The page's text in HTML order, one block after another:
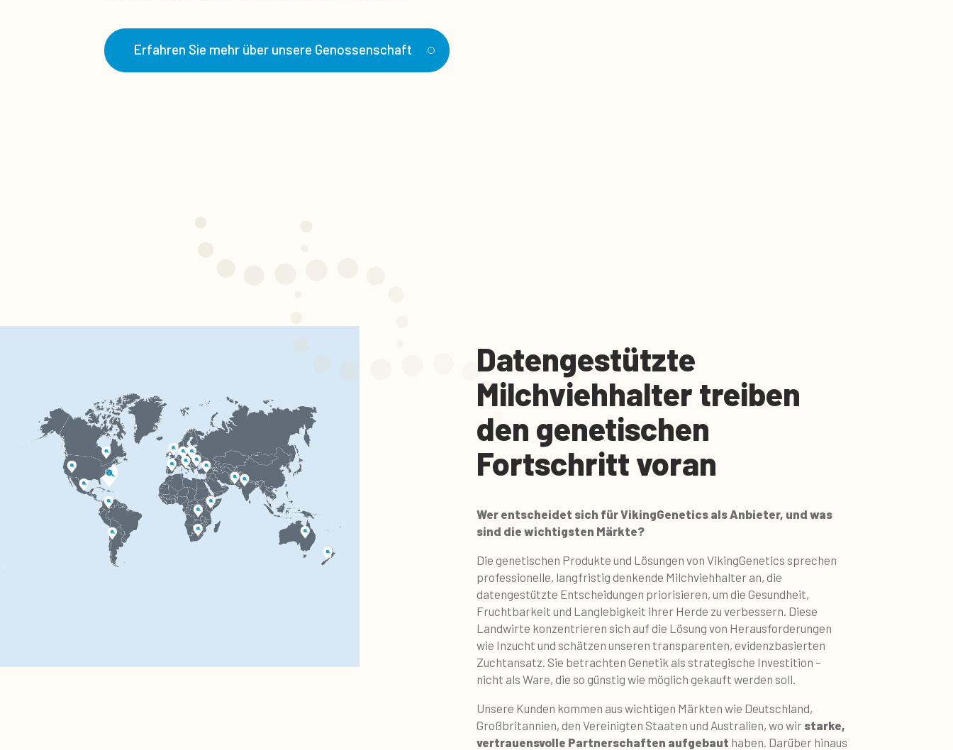
Erfahren Sie mehr über unsere Genossenschaft
Datengestützte
Milchviehhalter treiben
den genetischen
Fortschritt voran
Wer entscheidet sich für VikingGenetics als Anbieter, und was
sind die wichtigsten Märkte?
Die genetischen Produkte und Lösungen von VikingGenetics sprechen
professionelle, langfristig denkende Milchviehhalter an, die
datengestützte Entscheidungen priorisieren, um die Gesundheit,
Fruchtbarkeit und Langlebigkeit ihrer Herde zu verbessern. Diese
Landwirte konzentrieren sich auf die Lösung von Herausforderungen
wie Inzucht und schätzen unseren transparenten, evidenzbasierten
Zuchtansatz. Sie betrachten Genetik als strategische Investition –
nicht als Ware, die so günstig wie möglich gekauft werden soll.
Unsere Kunden kommen aus wichtigen Märkten wie Deutschland,
Großbritannien, den Vereinigten Staaten und Australien, wo wir starke,
vertrauensvolle Partnerschaften aufgebaut haben. Darüber hinaus